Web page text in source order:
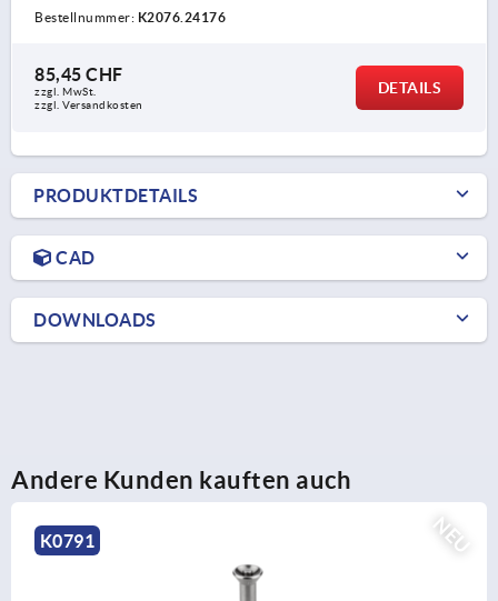
Bestellnummer: K2076.24176
85,45 CHF
zzgl. MwSt.
zzgl. Versandkosten
DETAILS
PRODUKTDETAILS
CAD
DOWNLOADS
Andere Kunden kauften auch
NEU